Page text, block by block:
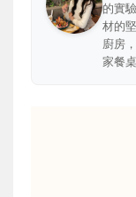
的實
材的
廚房
家餐